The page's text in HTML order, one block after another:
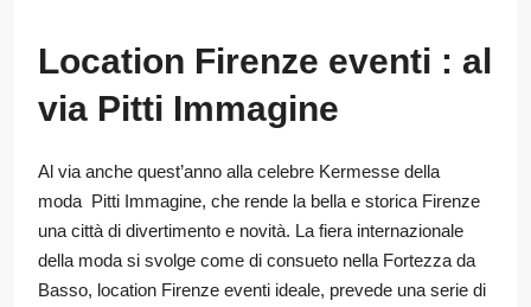
Location Firenze eventi : al
via Pitti Immagine
Al via anche quest’anno alla celebre Kermesse della
moda Pitti Immagine, che rende la bella e storica Firenze
una città di divertimento e novità. La fiera internazionale
della moda si svolge come di consueto nella Fortezza da
Basso, location Firenze eventi ideale, prevede una serie di